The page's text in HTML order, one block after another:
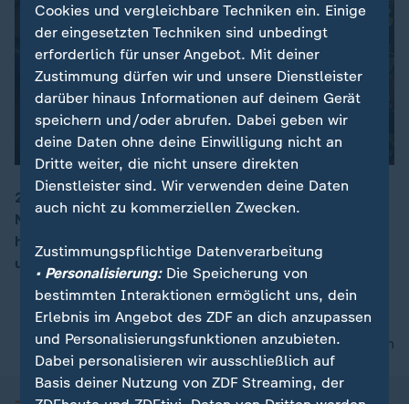
2,1 Milliarden Nutzer hat das weltgrößte soziale
Netzwerk täglich. Doch Facebook steht immer wieder
heftig in der Kritik. Nach 20 Jahren: Ein Blick zurück
und nach vorn.
nach oben
Cookies und vergleichbare Techniken ein. Einige
der eingesetzten Techniken sind unbedingt
erforderlich für unser Angebot. Mit deiner
Zustimmung dürfen wir und unsere Dienstleister
darüber hinaus Informationen auf deinem Gerät
speichern und/oder abrufen. Dabei geben wir
deine Daten ohne deine Einwilligung nicht an
Dritte weiter, die nicht unsere direkten
Dienstleister sind. Wir verwenden deine Daten
auch nicht zu kommerziellen Zwecken.
Zustimmungspflichtige Datenverarbeitung
• Personalisierung:Die Speicherung von
bestimmten Interaktionen ermöglicht uns, dein
Erlebnis im Angebot des ZDF an dich anzupassen
und Personalisierungsfunktionen anzubieten.
Dabei personalisieren wir ausschließlich auf
Basis deiner Nutzung von ZDF Streaming, der